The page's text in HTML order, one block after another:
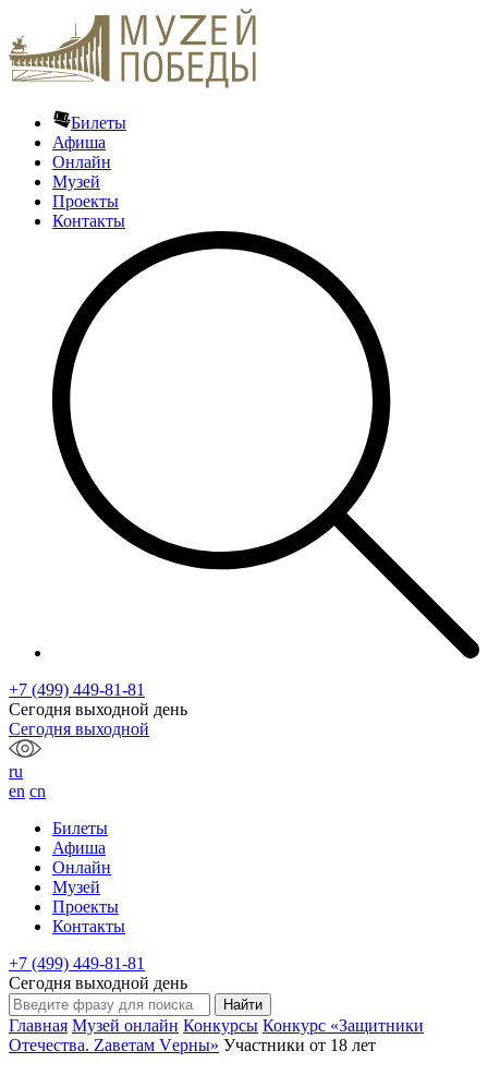
Билеты
Афиша
Онлайн
Музей
Проекты
Контакты
+7 (499) 449-81-81
Сегодня выходной день
Сегодня выходной
ru
en cn
Билеты
Афиша
Онлайн
Музей
Проекты
Контакты
+7 (499) 449-81-81
Сегодня выходной день
Главная Музей онлайн Конкурсы Конкурс «Защитники
Отечества. Zаветам Vерны» Участники от 18 лет